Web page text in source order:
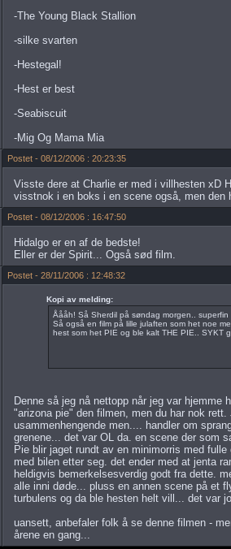
-The Young Black Stallion
-silke svarten
-Hestegal!
-Hest er best
-Seabiscuit
-Mig Og Mama Mia
Postet - 08/12/2006 : 20:23:35
Visste dere at Charlie er med i villhesten xD
visstnok i en boks i en scene også, men den
Postet - 08/12/2006 : 16:47:50
Hidalgo er en af de bedste!
Eller er der Spirit... Også sød film.
Postet - 28/11/2006 : 12:48:32
Kopi av melding:
Åååh! Så Sherdil på søndag morgen..
Så også en film på lille julaften som het noe
hest som het PIE og ble kalt THE PIE.. SYKT
Denne så jeg nå nettopp når jeg var hjemme
"arizona pie" den filmen, men du har nok
usammenhengende men.... handler om
grenene... det var OL da. en scene der som
Pie blir jaget rundt av en minimorris med
med bilen etter seg. det ender med at jenta
heldigvis bemerkelsesverdig godt fra dette.
alle inni døde... pluss en annen scene på et
turbulens og da ble hesten helt vill... det var
uansett, anbefaler folk å se denne filmen -
årene en gang...